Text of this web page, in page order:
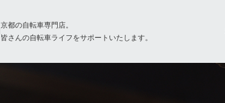
京都の自転車専門店。
皆さんの自転車ライフをサポートいたします。